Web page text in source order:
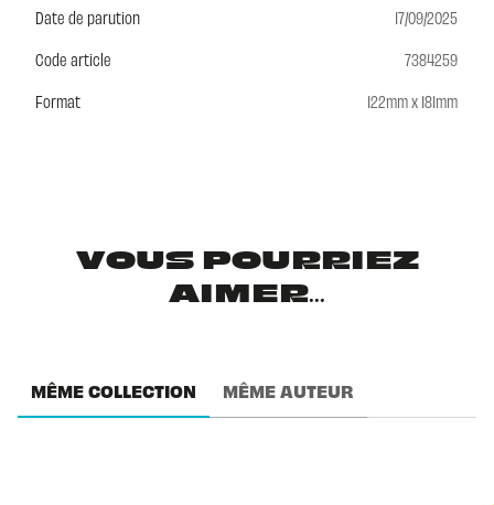
Date de parution
17/09/2025
Code article
7384259
Format
122mm x 181mm
VOUS POURRIEZ
AIMER...
MÊME COLLECTION MÊME AUTEUR